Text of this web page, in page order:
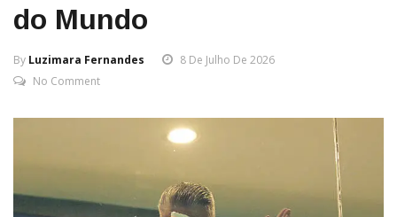
do Mundo
By Luzimara Fernandes
8 De Julho De 2026
No Comment